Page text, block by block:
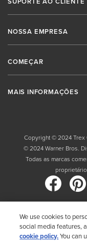
NOSSA EMPRESA
COMEÇAR
MAIS INFORMAÇÕES
Copyright © 2024 Trex
© 2024 Warner Bros.
Todas as marcas
País
Ao escolher seu país,
We use cookies to
social media features,
cookie policy.You can